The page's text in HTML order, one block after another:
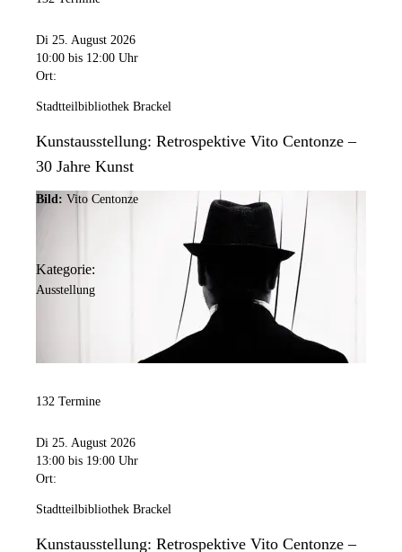
Di 25. August 2026
10:00 bis 12:00 Uhr
Ort:
Stadtteilbibliothek Brackel
Kunstausstellung: Retrospektive Vito Centonze –
30 Jahre Kunst
Bild: Vito Centonze
Kategorie:
Ausstellung
132 Termine
Di 25. August 2026
13:00 bis 19:00 Uhr
Ort:
Stadtteilbibliothek Brackel
Kunstausstellung: Retrospektive Vito Centonze –